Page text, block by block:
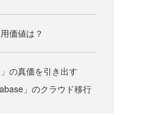
価値は？
の真価を引き出す
」のクラウド移行